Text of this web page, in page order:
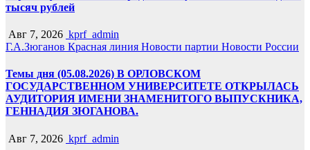
тысяч рублей
Авг 7, 2026 kprf_admin
Г.А.Зюганов Красная линия Новости партии Новости России
Темы дня (05.08.2026) В ОРЛОВСКОМ
ГОСУДАРСТВЕННОМ УНИВЕРСИТЕТЕ ОТКРЫЛАСЬ
АУДИТОРИЯ ИМЕНИ ЗНАМЕНИТОГО ВЫПУСКНИКА,
ГЕННАДИЯ ЗЮГАНОВА.
Авг 7, 2026 kprf_admin